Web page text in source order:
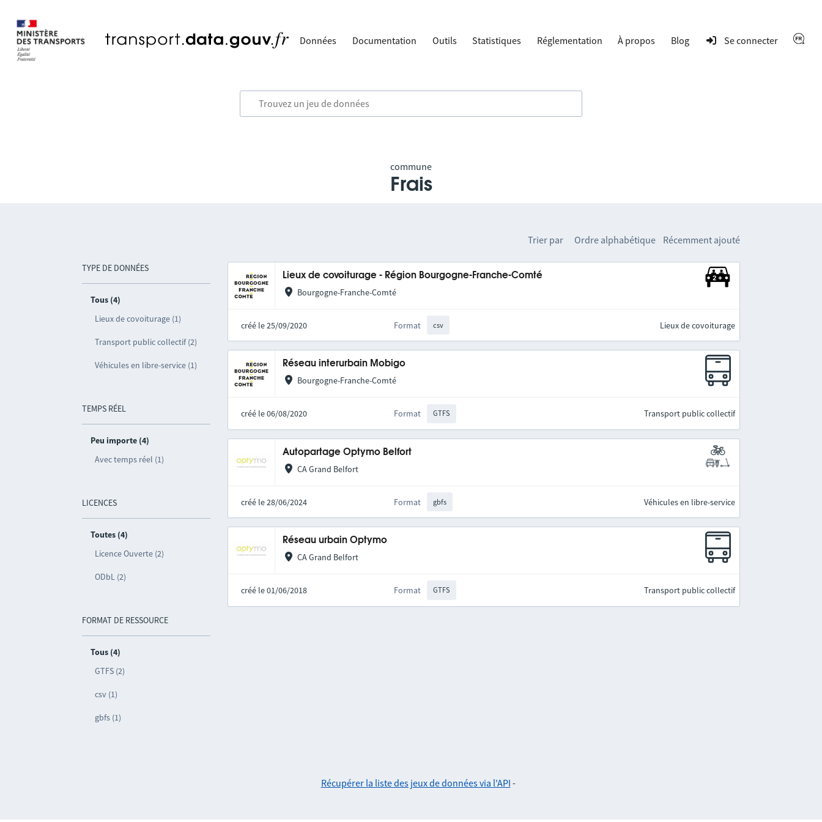
Données Documentation Outils Statistiques Réglementation À propos Blog Se connecter
commune
Frais
TYPE DE DONNÉES
Tous (4)
Lieux de covoiturage (1)
Transport public collectif (2)
Véhicules en libre-service (1)
TEMPS RÉEL
Peu importe (4)
Avec temps réel (1)
LICENCES
Toutes (4)
Licence Ouverte (2)
ODbL (2)
FORMAT DE RESSOURCE
Tous (4)
GTFS (2)
csv (1)
gbfs (1)
Trier par Ordre alphabétique Récemment ajouté
Lieux de covoiturage - Région Bourgogne-Franche-Comté
Bourgogne-Franche-Comté
créé le 25/09/2020 Format csv Lieux de covoiturage
Réseau interurbain Mobigo
Bourgogne-Franche-Comté
créé le 06/08/2020 Format GTFS Transport public collectif
Autopartage Optymo Belfort
CA Grand Belfort
créé le 28/06/2024 Format gbfs Véhicules en libre-service
Réseau urbain Optymo
CA Grand Belfort
créé le 01/06/2018 Format GTFS Transport public collectif
Récupérer la liste des jeux de données via l'API -